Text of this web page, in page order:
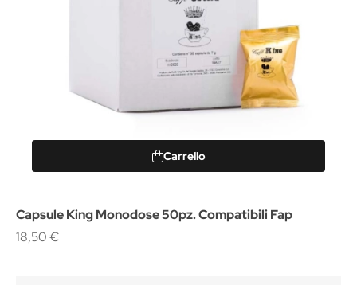
Carrello
Capsule King Monodose 50pz. Compatibili Fap
18,50 €